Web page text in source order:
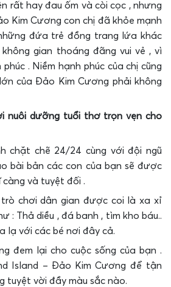
rất hay đau ốm và còi cọc , nhưng
Kim Cương con chị đã khỏe mạnh
đứa trẻ đồng trang lứa khác
gian thoáng đãng vui vẻ , vì
. Niềm hạnh phúc của chị cũng
của Đảo Kim Cương phải không
nuôi dưỡng tuổi thơ trọn vẹn cho
chặt chẽ 24/24 cùng với đội ngũ
bài bản các con của bạn sẽ được
và tuyệt đối .
trò chơi dân gian được coi là xa xỉ
: Thả diều , đá banh , tìm kho báu..
lạ với các bé nơi đây cả.
đem lại cho cuộc sống của bạn .
Island – Đảo Kim Cương để tận
tuyệt vời đầy màu sắc nào.